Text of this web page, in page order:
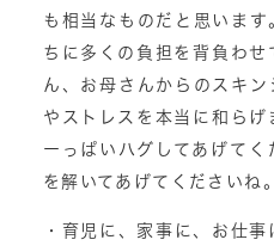
も相当なものだと思いま
ちに多くの負担を背負わ
ん、お母さんからのスキ
やストレスを本当に和ら
ーっぱいハグしてあげて
を解いてあげてくださいね。
・育児に、家事に、お仕